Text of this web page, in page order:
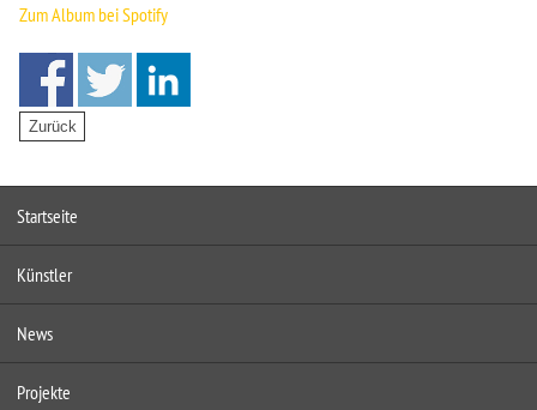
Zum Album bei Spotify
Startseite
Künstler
News
Projekte